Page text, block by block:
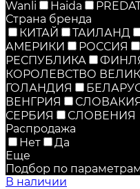
Wanli
Haida
Страна бренда
КИТАЙ
ТАИЛАНД
АМЕРИКИ
РОССИЯ
РЕСПУБЛИКА
КОРОЛЕВСТВО
ГОЛАНДИЯ
ВЕНГРИЯ
СЕРБИЯ
СЛОВЕНИЯ
Распродажа
Нет
Да
Еще
Подбор по параметрам
В наличии